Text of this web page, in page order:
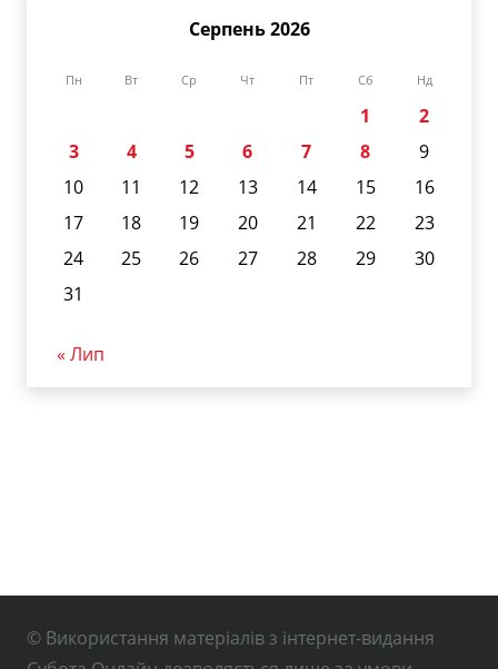
Серпень 2026
Пн Вт Ср Чт Пт Сб Нд
1
2
3
4 5 6 7 8
9
10
11 12 13 14 15
16
17
18 19 20 21 22
23
24
25 26 27 28 29
30
31
« Лип
© Використання матеріалів з інтернет-видання